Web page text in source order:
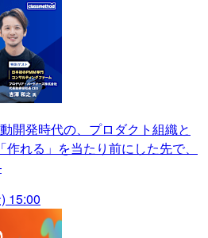
開発時代の、プロダクト組織と
れる」を当たり前にした先で、
15:00